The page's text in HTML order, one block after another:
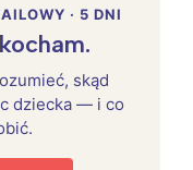
· 5 DNI
skąd
dziecka — i co